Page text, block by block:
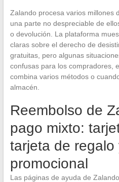
Zalando procesa varios millones
una parte no despreciable de
o devolución. La plataforma
claras sobre el derecho de
gratuitas, pero algunas
confusas para los compradores,
combina varios métodos o
almacén.
Reembolso de
pago mixto:
tarjeta de regalo
promocional
Las páginas de ayuda de